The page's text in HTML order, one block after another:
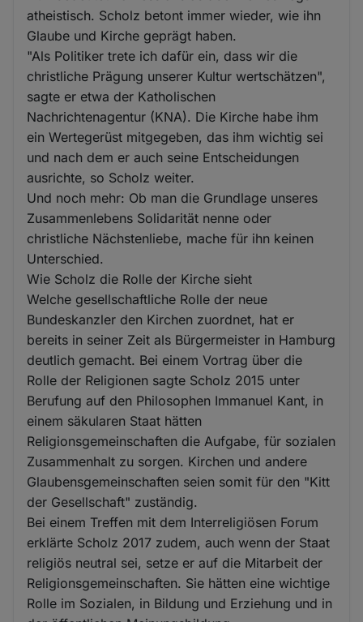
atheistisch. Scholz betont immer wieder, wie ihn
Glaube und Kirche geprägt haben.
"Als Politiker trete ich dafür ein, dass wir die
christliche Prägung unserer Kultur wertschätzen",
sagte er etwa der Katholischen
Nachrichtenagentur (KNA). Die Kirche habe ihm
ein Wertegerüst mitgegeben, das ihm wichtig sei
und nach dem er auch seine Entscheidungen
ausrichte, so Scholz weiter.
Und noch mehr: Ob man die Grundlage unseres
Zusammenlebens Solidarität nenne oder
christliche Nächstenliebe, mache für ihn keinen
Unterschied.
Wie Scholz die Rolle der Kirche sieht
Welche gesellschaftliche Rolle der neue
Bundeskanzler den Kirchen zuordnet, hat er
bereits in seiner Zeit als Bürgermeister in Hamburg
deutlich gemacht. Bei einem Vortrag über die
Rolle der Religionen sagte Scholz 2015 unter
Berufung auf den Philosophen Immanuel Kant, in
einem säkularen Staat hätten
Religionsgemeinschaften die Aufgabe, für sozialen
Zusammenhalt zu sorgen. Kirchen und andere
Glaubensgemeinschaften seien somit für den "Kitt
der Gesellschaft" zuständig.
Bei einem Treffen mit dem Interreligiösen Forum
erklärte Scholz 2017 zudem, auch wenn der Staat
religiös neutral sei, setze er auf die Mitarbeit der
Religionsgemeinschaften. Sie hätten eine wichtige
Rolle im Sozialen, in Bildung und Erziehung und in